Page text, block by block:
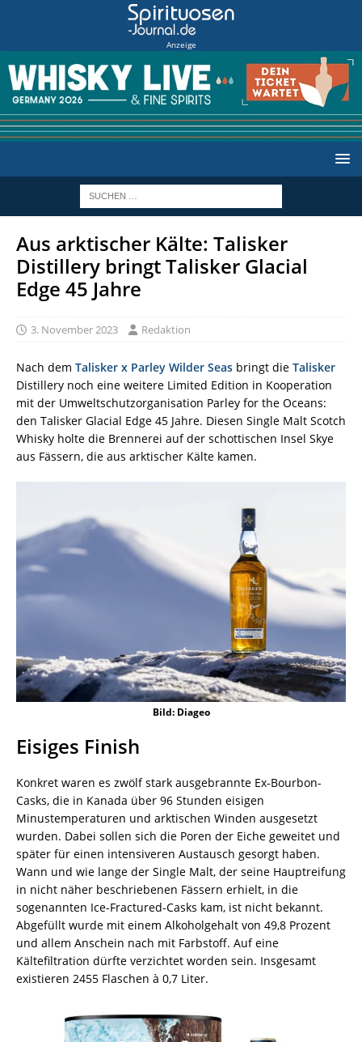
Anzeige
Aus arktischer Kälte: Talisker
Distillery bringt Talisker Glacial
Edge 45 Jahre
3. November 2023 Redaktion
Nach dem Talisker x Parley Wilder Seas bringt die Talisker
Distillery noch eine weitere Limited Edition in Kooperation
mit der Umweltschutzorganisation Parley for the Oceans:
den Talisker Glacial Edge 45 Jahre. Diesen Single Malt Scotch
Whisky holte die Brennerei auf der schottischen Insel Skye
aus Fässern, die aus arktischer Kälte kamen.
Bild: Diageo
Eisiges Finish
Konkret waren es zwölf stark ausgebrannte Ex-Bourbon-
Casks, die in Kanada über 96 Stunden eisigen
Minustemperaturen und arktischen Winden ausgesetzt
wurden. Dabei sollen sich die Poren der Eiche geweitet und
später für einen intensiveren Austausch gesorgt haben.
Wann und wie lange der Single Malt, der seine Hauptreifung
in nicht näher beschriebenen Fässern erhielt, in die
sogenannten Ice-Fractured-Casks kam, ist nicht bekannt.
Abgefüllt wurde mit einem Alkoholgehalt von 49,8 Prozent
und allem Anschein nach mit Farbstoff. Auf eine
Kältefiltration dürfte verzichtet worden sein. Insgesamt
existieren 2455 Flaschen à 0,7 Liter.